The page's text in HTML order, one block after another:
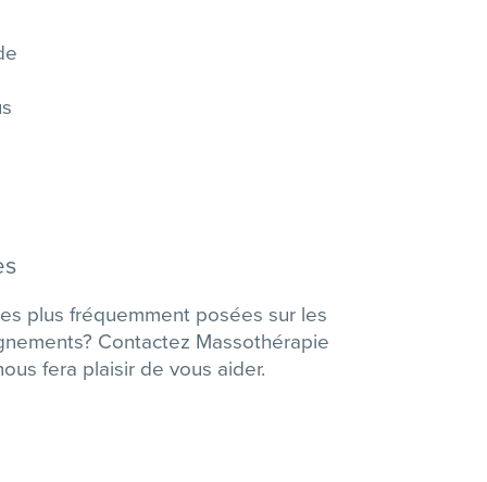
plus fréquemment posées sur les
Contactez Massothérapie
fera plaisir de vous aider.